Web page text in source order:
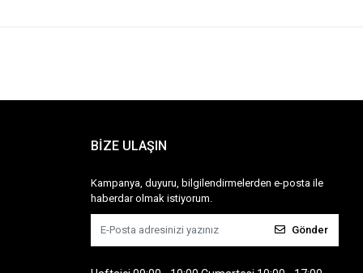
BİZE ULAŞIN
Kampanya, duyuru, bilgilendirmelerden e-posta ile
haberdar olmak istiyorum.
Gönder